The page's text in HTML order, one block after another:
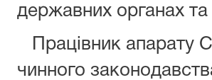
державних органах
Працівник апарату
чинного